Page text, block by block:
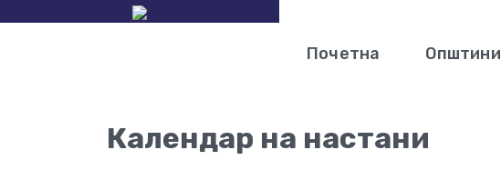
Почетна Општини
Календар на настани